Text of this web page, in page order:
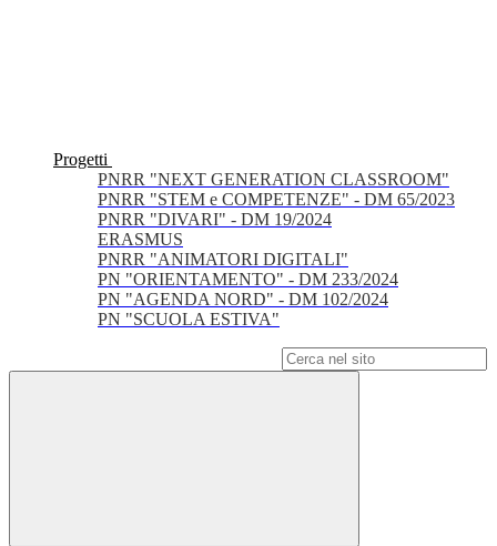
Progetti
PNRR "NEXT GENERATION CLASSROOM"
PNRR "STEM e COMPETENZE" - DM 65/2023
PNRR "DIVARI" - DM 19/2024
ERASMUS
PNRR "ANIMATORI DIGITALI"
PN "ORIENTAMENTO" - DM 233/2024
PN "AGENDA NORD" - DM 102/2024
PN "SCUOLA ESTIVA"